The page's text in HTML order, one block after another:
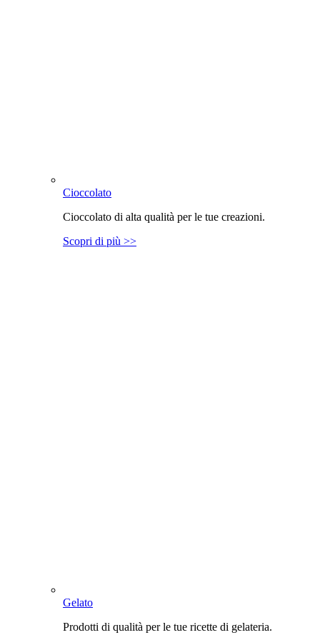
Cioccolato
Cioccolato di alta qualità per le tue creazioni.
Scopri di più >>
Gelato
Prodotti di qualità per le tue ricette di gelateria.